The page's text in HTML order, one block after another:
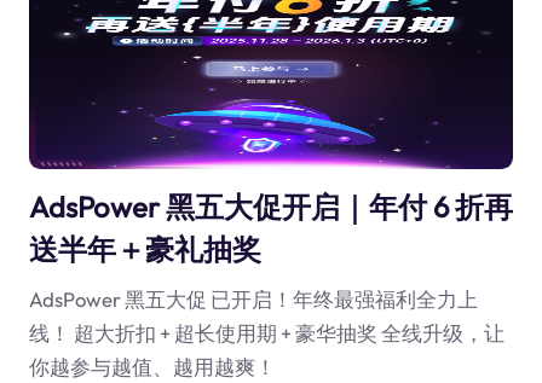
AdsPower 黑五大促开启｜年付 6 折再
送半年＋豪礼抽奖
AdsPower 黑五大促 已开启！年终最强福利全力上
线！ 超大折扣 + 超长使用期 + 豪华抽奖 全线升级，让
你越参与越值、越用越爽！